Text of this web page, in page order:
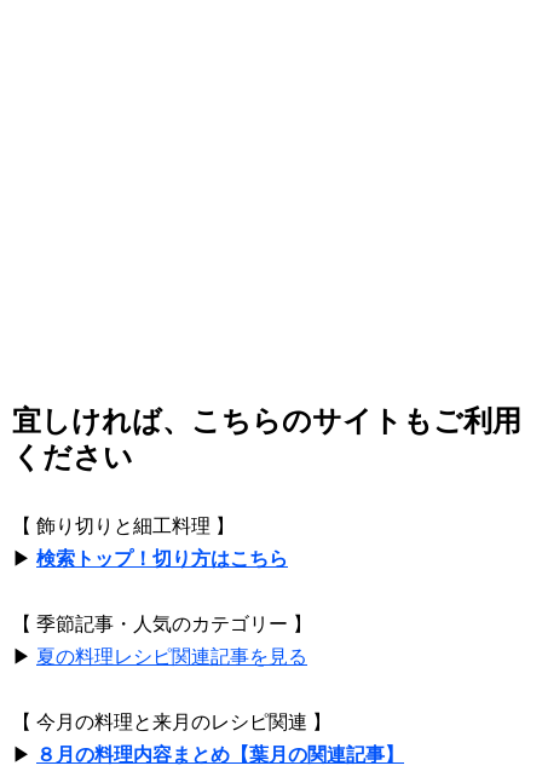
宜しければ、こちらのサイトもご利用
ください
【 飾り切りと細工料理 】
▶ 検索トップ！切り方はこちら
【 季節記事・人気のカテゴリー 】
▶ 夏の料理レシピ関連記事を見る
【 今月の料理と来月のレシピ関連 】
▶ ８月の料理内容まとめ【葉月の関連記事】